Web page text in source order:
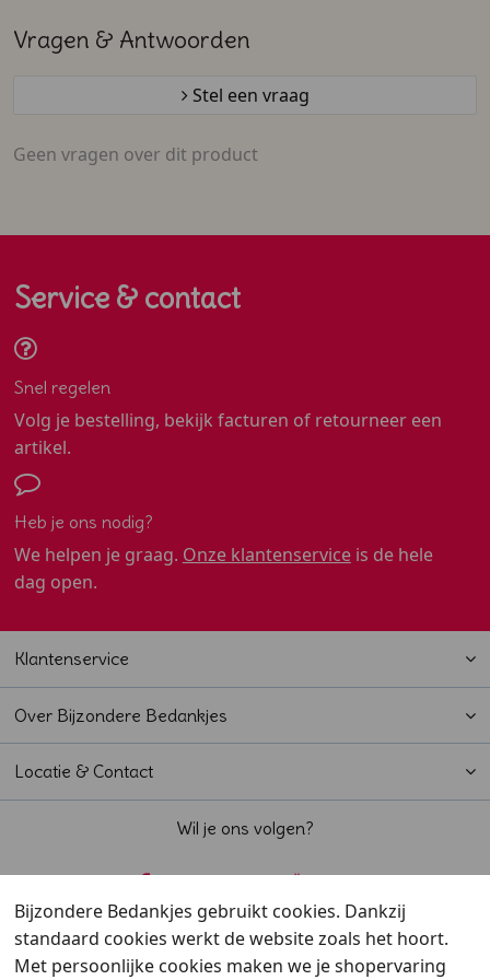
Vragen & Antwoorden
Stel een vraag
Geen vragen over dit product
Service & contact
Snel regelen
Volg je bestelling, bekijk facturen of retourneer een
artikel.
Heb je ons nodig?
We helpen je graag. Onze klantenserviceis de hele
dag open.
Klantenservice
Over Bijzondere Bedankjes
Locatie & Contact
Wil je ons volgen?
Bijzondere Bedankjes gebruikt cookies. Dankzij
standaard cookies werkt de website zoals het hoort.
Met persoonlijke cookies maken we je shopervaring